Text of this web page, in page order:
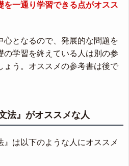
を一通り学習できる点がオスス
心となるので、発展的な問題を
の学習を終えている人は別の参
ょう。オススメの参考書は後で
法』がオススメな人
』は以下のような人にオススメ